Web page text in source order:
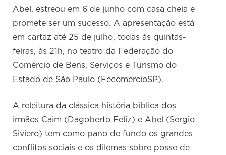
Abel, estreou em 6 de junho com casa cheia e
promete ser um sucesso. A apresentação está
em cartaz até 25 de julho, todas às quintas-
feiras, às 21h, no teatro da Federação do
Comércio de Bens, Serviços e Turismo do
Estado de São Paulo (FecomercioSP).
A releitura da clássica história bíblica dos
irmãos Caim (Dagoberto Feliz) e Abel (Sergio
Siviero) tem como pano de fundo os grandes
conflitos sociais e os dilemas sobre posse de